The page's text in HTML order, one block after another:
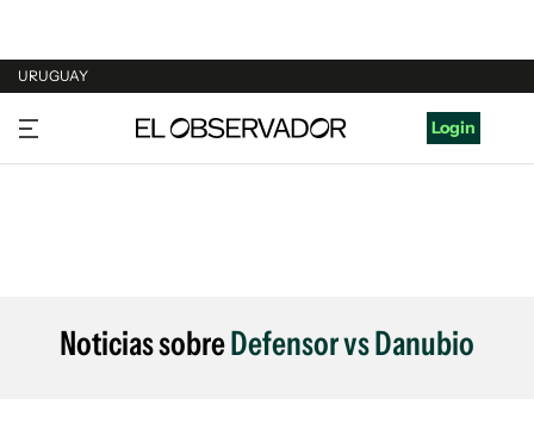
URUGUAY
URUGUAY
ARGENTINA
Login
Noticias sobreDefensor vs Danubio